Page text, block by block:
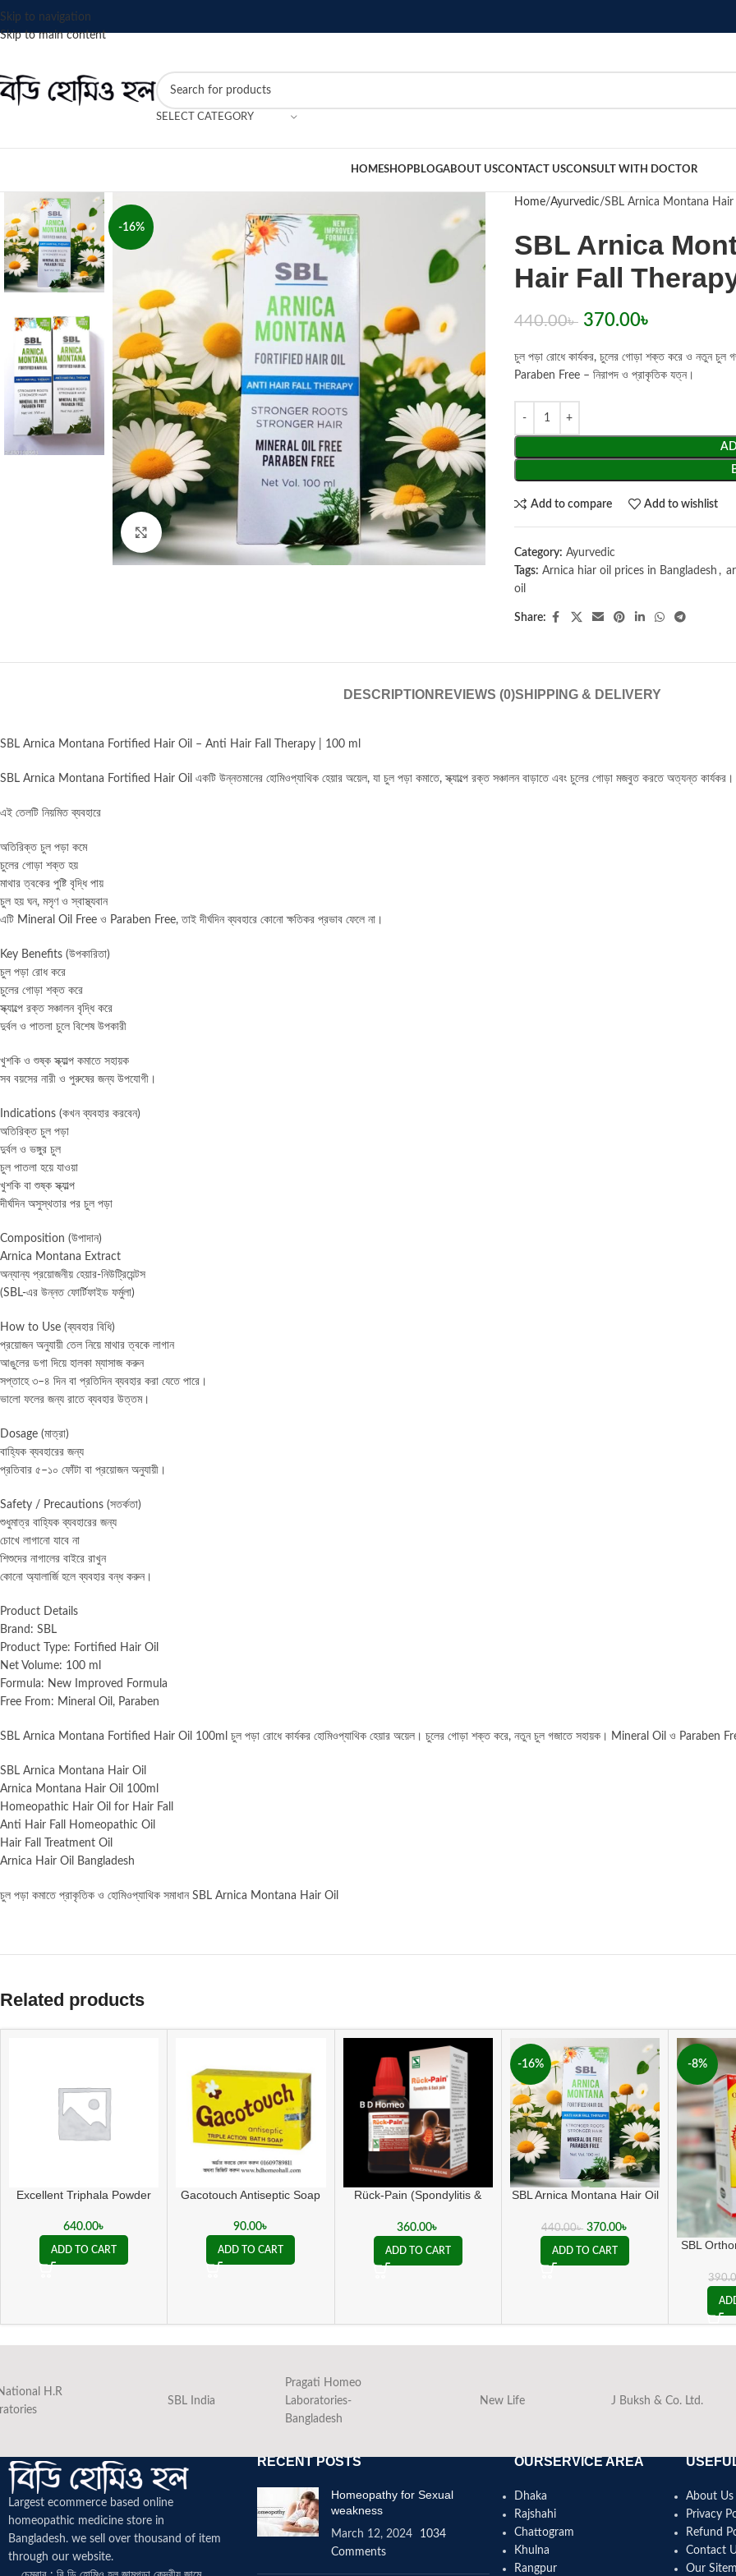
Skip to navigation
Skip to main content
SELECT CATEGORY
HOMESHOPBLOGABOUT USCONTACT USCONSULT WITH DOCTOR
-16%
Click to enlarge
Home Ayurvedic SBL Arnica Montana
SBL Arnica
Hair Fall
440.00৳ 370.00৳
চুল পড়া রোধে কার্যকর, চুলের গোড়া শক্ত করে ও নতুন চুল
Paraben Free – নিরাপদ ও প্রাকৃতিক যত্ন।
Add to compare Add to wishlist
Category: Ayurvedic
Tags: Arnica hiar oil prices in Bangladesh ,
oil
Share:
DESCRIPTION REVIEWS (0)SHIPPING & DELIVERY
SBL Arnica Montana Fortified Hair Oil – Anti Hair Fall Therapy | 100 ml
SBL Arnica Montana Fortified Hair Oil একটি উন্নতমানের হোমিওপ্যাথিক হেয়ার অয়েল, যা চুল পড়া কমাতে, স্ক্যাল্পে রক্ত সঞ্চালন বাড়াতে এবং চুলের গোড়া মজবুত করতে অত্যন্ত কার্যকর।
এই তেলটি নিয়মিত ব্যবহারে
অতিরিক্ত চুল পড়া কমে
চুলের গোড়া শক্ত হয়
মাথার ত্বকের পুষ্টি বৃদ্ধি পায়
চুল হয় ঘন, মসৃণ ও স্বাস্থ্যবান
এটি Mineral Oil Free ও Paraben Free, তাই দীর্ঘদিন ব্যবহারে কোনো ক্ষতিকর প্রভাব ফেলে না।
Key Benefits (উপকারিতা)
চুল পড়া রোধ করে
চুলের গোড়া শক্ত করে
স্ক্যাল্পে রক্ত সঞ্চালন বৃদ্ধি করে
দুর্বল ও পাতলা চুলে বিশেষ উপকারী
খুশকি ও শুষ্ক স্ক্যাল্প কমাতে সহায়ক
সব বয়সের নারী ও পুরুষের জন্য উপযোগী।
Indications (কখন ব্যবহার করবেন)
অতিরিক্ত চুল পড়া
দুর্বল ও ভঙ্গুর চুল
চুল পাতলা হয়ে যাওয়া
খুশকি বা শুষ্ক স্ক্যাল্প
দীর্ঘদিন অসুস্থতার পর চুল পড়া
Composition (উপাদান)
Arnica Montana Extract
অন্যান্য প্রয়োজনীয় হেয়ার-নিউট্রিয়েন্টস
(SBL-এর উন্নত ফোর্টিফাইড ফর্মুলা)
How to Use (ব্যবহার বিধি)
প্রয়োজন অনুযায়ী তেল নিয়ে মাথার ত্বকে লাগান
আঙুলের ডগা দিয়ে হালকা ম্যাসাজ করুন
সপ্তাহে ৩–৪ দিন বা প্রতিদিন ব্যবহার করা যেতে পারে।
ভালো ফলের জন্য রাতে ব্যবহার উত্তম।
Dosage (মাত্রা)
বাহ্যিক ব্যবহারের জন্য
প্রতিবার ৫–১০ ফোঁটা বা প্রয়োজন অনুযায়ী।
Safety / Precautions (সতর্কতা)
শুধুমাত্র বাহ্যিক ব্যবহারের জন্য
চোখে লাগানো যাবে না
শিশুদের নাগালের বাইরে রাখুন
কোনো অ্যালার্জি হলে ব্যবহার বন্ধ করুন।
Product Details
Brand: SBL
Product Type: Fortified Hair Oil
Net Volume: 100 ml
Formula: New Improved Formula
Free From: Mineral Oil, Paraben
SBL Arnica Montana Fortified Hair Oil 100ml চুল পড়া রোধে কার্যকর হোমিওপ্যাথিক হেয়ার অয়েল। চুলের গোড়া শক্ত করে, নতুন চুল গজাতে সহায়ক। Mineral Oil ও Paraben
SBL Arnica Montana Hair Oil
Arnica Montana Hair Oil 100ml
Homeopathic Hair Oil for Hair Fall
Anti Hair Fall Homeopathic Oil
Hair Fall Treatment Oil
Arnica Hair Oil Bangladesh
চুল পড়া কমাতে প্রাকৃতিক ও হোমিওপ্যাথিক সমাধান SBL Arnica Montana Hair Oil
Related products
Excellent Triphala Powder
640.00৳
ADD TO CART
Gacotouch Antiseptic Soap
90.00৳
ADD TO CART
Rück-Pain (Spondylitis &
360.00৳
ADD TO CART
-16%
SBL Arnica Montana Hair Oil
100 ml
440.00৳ 370.00৳
ADD TO CART
-8%
SBL
H.R
SBL India
Pragati Homeo
Laboratories-
Bangladesh
New Life J Buksh & Co. Ltd.
Largest ecommerce based online
homeopathic medicine store in
Bangladesh. we sell over thousand of item
through our website.
RECENT POSTS
Homeopathy for Sexual
weakness
March 12, 2024
1034
Comments
OURSERVICE AREA
Dhaka
Rajshahi
Chattogram
Khulna
Rangpur
About Us
Privacy
Refund
Contact
Our